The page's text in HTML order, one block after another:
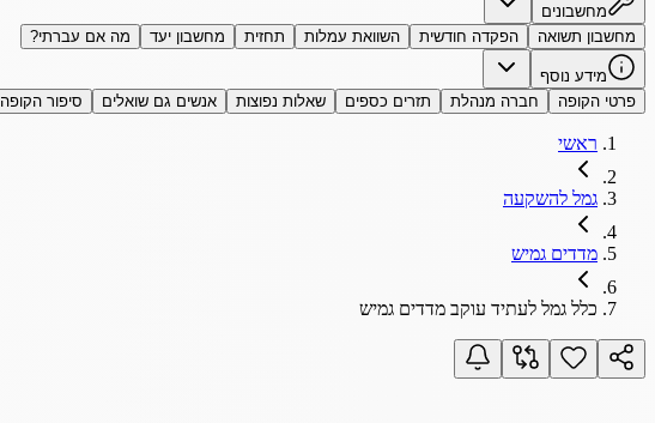
מחשבונים
מחשבון תשואה
הפקדה חודשית השוואת עמלות תחזית מחשבון יעד מה אם עברתי?
מידע נוסף
פרטי הקופה
חברה מנהלת תזרים כספים שאלות נפוצות אנשים גם שואלים סיפור הקופה
ראשי
גמל להשקעה
מדדים גמיש
כלל גמל לעתיד עוקב מדדים גמיש